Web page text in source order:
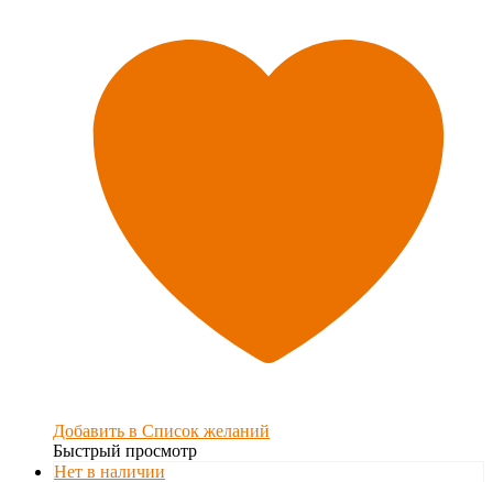
Добавить в Список желаний
Быстрый просмотр
Нет в наличии